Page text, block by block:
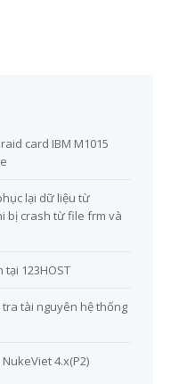
card IBM M1015
lại dữ liệu từ
bị crash từ file frm và
tại 123HOST
tài nguyên hệ thống
4.x(P2)